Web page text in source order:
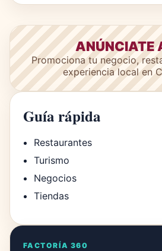
ANÚNCIATE
Promociona tu negocio,
experiencia local en
Guía rápida
Restaurantes
Turismo
Negocios
Tiendas
FACTORÍA 360